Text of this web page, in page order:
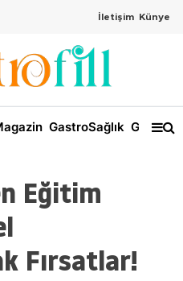
İletişim Künye
GastroSağlık
Eğitim
Fırsatlar!